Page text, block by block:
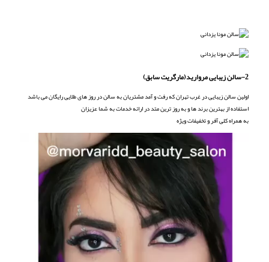
2-سالن زیبایی مروارید(مارگریت سابق)
اولین سالن زیبایی در غرب تهران که رفت و آمد مشتریان به سالن در روز های طلایی رایگان می باشد
استفاده از بهترین برند ها و به روز ترین متد در ارائه خدمات به شما عزیزان
به همراه کلی آفر و تخفیفات ویژه